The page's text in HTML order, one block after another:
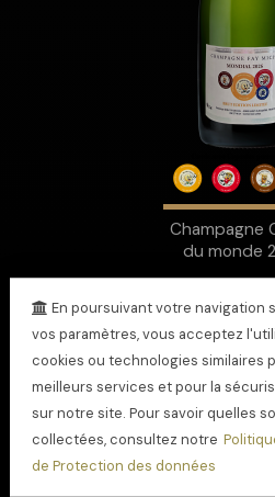
Champagne
du monde
En poursuivant votre navigation
vos paramètres, vous acceptez
cookies ou technologies similaires
meilleurs services et pour la
sur notre site. Pour savoir quelles
collectées, consultez notre
de Protection des données